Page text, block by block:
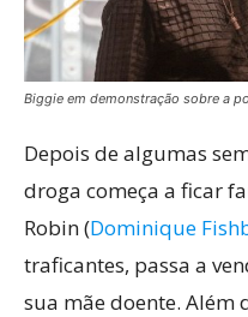
Biggie em demonstração sobre a
Depois de algumas
droga começa a ficar
Robin (Dominique
traficantes, passa a
sua mãe doente. Além